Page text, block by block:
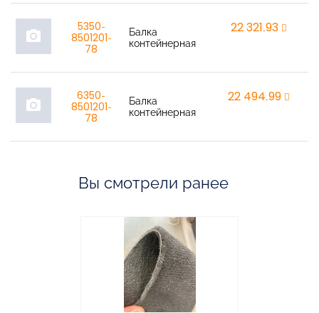
photo_camera
5350-
8501201-
78
Балка
контейнерная
22 321,93
photo_camera
6350-
8501201-
78
Балка
контейнерная
22 494,99
Вы смотрели ранее